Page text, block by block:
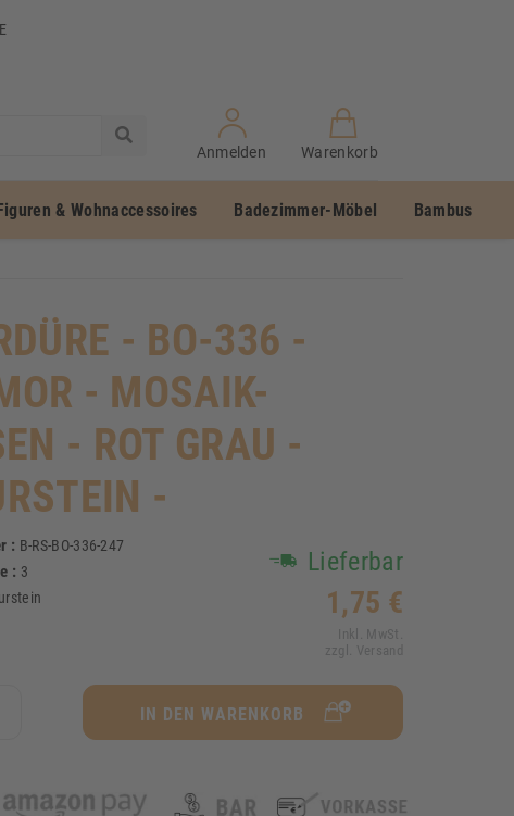
Anmelden Warenkorb
& Wohnaccessoires Badezimmer-Möbel Bambus
- BO-336 -
- MOSAIK-
- ROT GRAU -
-
: B-RS-BO-336-247
: 3 Lieferbar
1,75 €
Inkl. MwSt.
zzgl. Versand
IN DEN WARENKORB